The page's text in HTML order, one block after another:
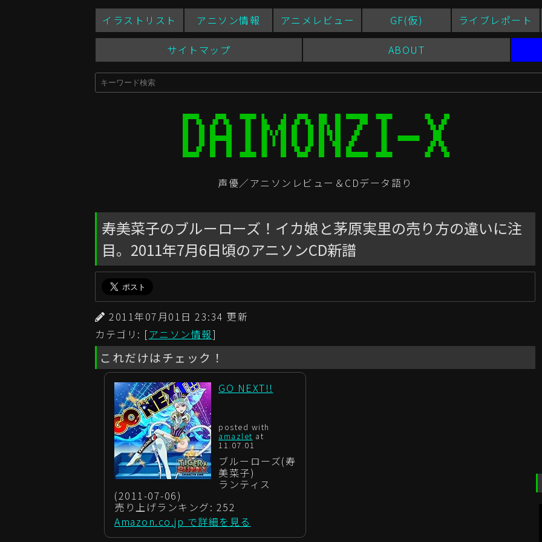
イラストリスト アニソン情報 アニメレビュー GF(仮) ライブレポート
サイトマップ ABOUT
声優／アニソンレビュー＆CDデータ語り
寿美菜子のブルーローズ！イカ娘と茅原実里の売り方の違いに注
目。2011年7月6日頃のアニソンCD新譜
2011年07月01日 23:34 更新
カテゴリ: [アニソン情報]
これだけはチェック！
GO NEXT!!
posted with
amazlet at
11.07.01
ブルーローズ(寿
美菜子)
ランティス
(2011-07-06)
売り上げランキング: 252
Amazon.co.jp で詳細を見る